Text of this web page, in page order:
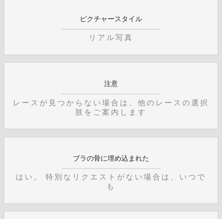
ピクチャースタイル
リアル写真
注意
レースが見つからない場合は、他のレースの選択
肢をご案内します
ブラの骨に埋め込まれた
はい。 特別なリクエストがない場合は、いつで
も